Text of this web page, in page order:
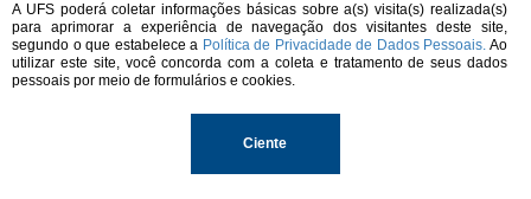
A UFS poderá coletar informações básicas sobre a(s) visita(s) realizada(s)
para aprimorar a experiência de navegação dos visitantes deste site,
segundo o que estabelece a Política de Privacidade de Dados Pessoais. Ao
utilizar este site, você concorda com a coleta e tratamento de seus dados
pessoais por meio de formulários e cookies.
Ciente
Localização
© 2026. Todos os direitos reservados.
Universidade Federal de Sergipe.